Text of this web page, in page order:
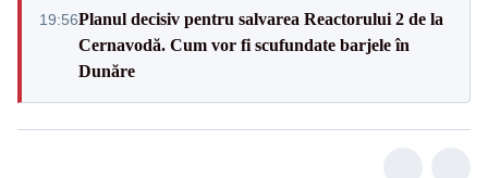
19:56Planul decisiv pentru salvarea Reactorului 2 de la
Cernavodă. Cum vor fi scufundate barjele în
Dunăre